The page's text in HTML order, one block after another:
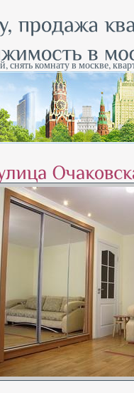
снять комнату в москве,